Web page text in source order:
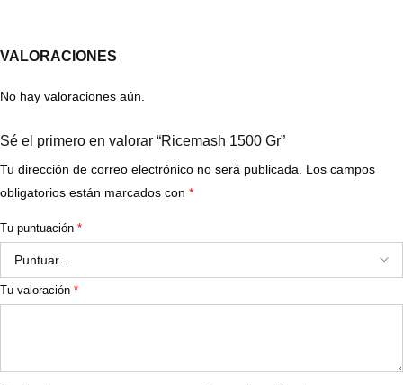
VALORACIONES
No hay valoraciones aún.
Sé el primero en valorar “Ricemash 1500 Gr”
Tu dirección de correo electrónico no será publicada.
Los campos
obligatorios están marcados con *
Tu puntuación *
Tu valoración *